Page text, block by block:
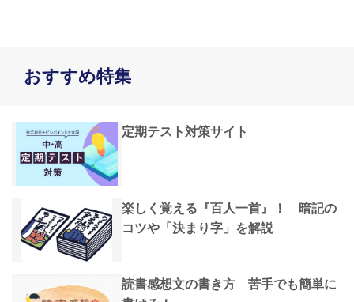
おすすめ特集
定期テスト対策サイト
楽しく覚える『百人一首』！ 暗記の
コツや「決まり字」を解説
読書感想文の書き方 苦手でも簡単に